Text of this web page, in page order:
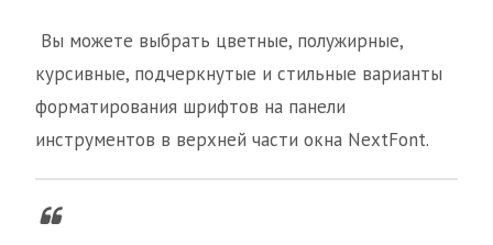
Вы можете выбрать цветные, полужирные,
курсивные, подчеркнутые и стильные варианты
форматирования шрифтов на панели
инструментов в верхней части окна NextFont.